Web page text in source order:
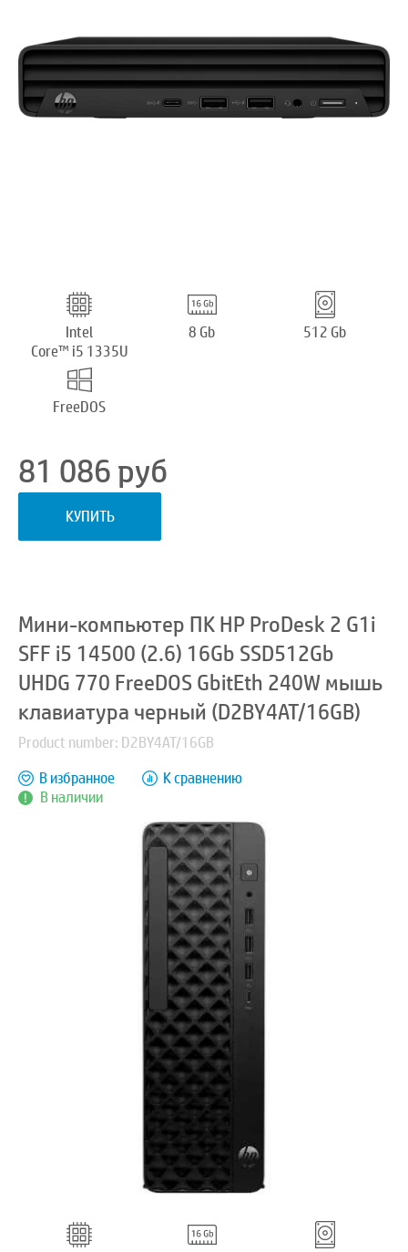
Intel
Core™ i5 1335U
8 Gb 512 Gb
FreeDOS
81 086руб
КУПИТЬ
Мини-компьютер ПК HP ProDesk 2 G1i
SFF i5 14500 (2.6) 16Gb SSD512Gb
UHDG 770 FreeDOS GbitEth 240W мышь
клавиатура черный (D2BY4AT/16GB)
Product number: D2BY4AT/16GB
В наличии
В избранное К сравнению